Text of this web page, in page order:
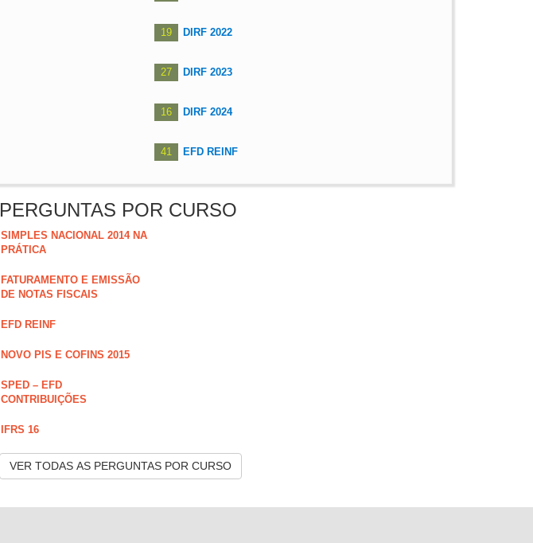
19 DIRF 2022
27 DIRF 2023
16 DIRF 2024
41 EFD REINF
PERGUNTAS POR CURSO
SIMPLES NACIONAL 2014 NA
PRÁTICA
FATURAMENTO E EMISSÃO
DE NOTAS FISCAIS
EFD REINF
NOVO PIS E COFINS 2015
SPED – EFD
CONTRIBUIÇÕES
IFRS 16
VER TODAS AS PERGUNTAS POR CURSO